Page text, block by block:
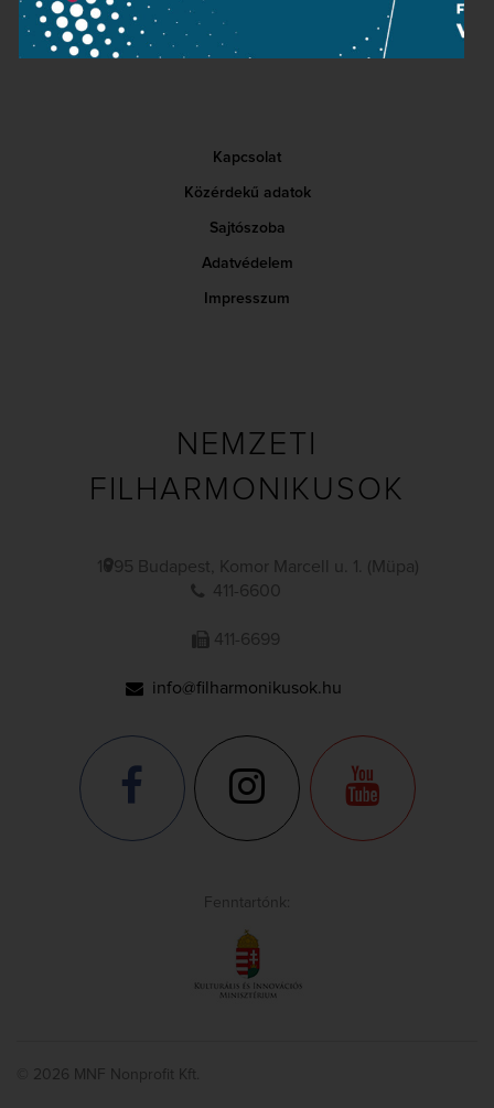
Kapcsolat
Közérdekű adatok
Sajtószoba
Adatvédelem
Impresszum
NEMZETI
FILHARMONIKUSOK
1095 Budapest, Komor Marcell u. 1. (Müpa)
411-6600
411-6699
info@filharmonikusok.hu
Fenntartónk:
© 2026 MNF Nonprofit Kft.